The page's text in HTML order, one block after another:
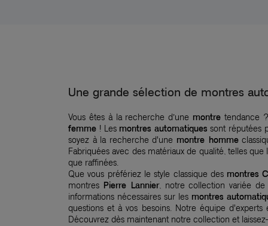
Une grande sélection de montres
Vous êtes à la recherche d’une montre tendance
femme ! Les montres automatiques sont réputées
soyez à la recherche d'une montre homme
Fabriquées avec des matériaux de qualité, telles
que raffinées.
Que vous préfériez le style classique des montres
montres Pierre Lannier, notre collection variée
informations nécessaires sur les montres
questions et à vos besoins. Notre équipe
Découvrez dès maintenant notre collection et